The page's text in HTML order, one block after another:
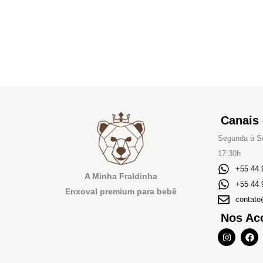
A Minha Fraldinha
Enxoval premium para bebê
Canais
Segunda à
17:30h
+55 44
+55 44
Nos
I
n
s
F
a
c